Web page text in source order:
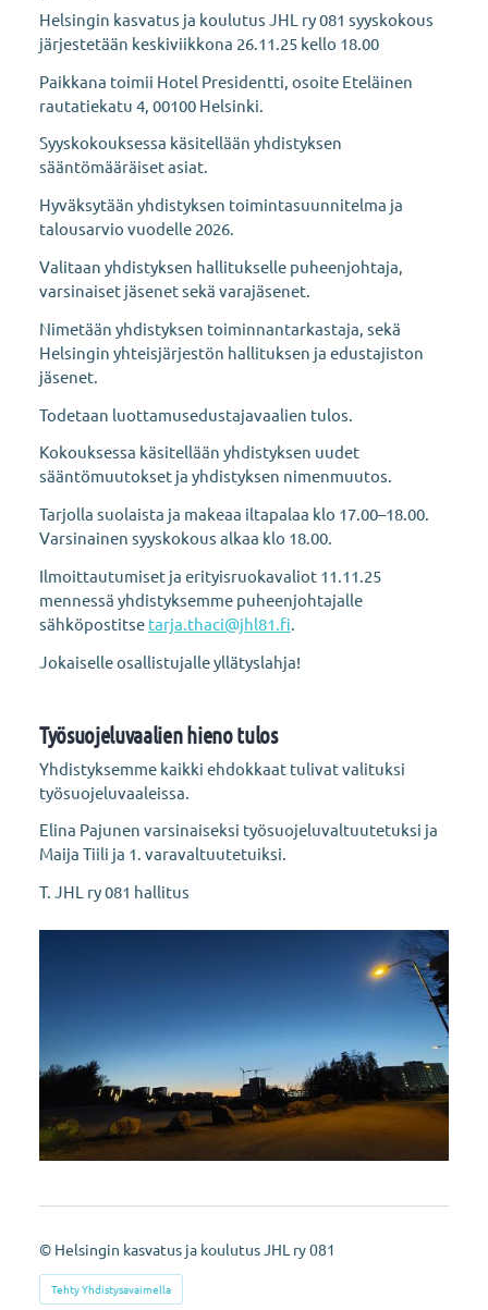
Helsingin kasvatus ja koulutus JHL ry 081 syyskokous
järjestetään keskiviikkona 26.11.25 kello 18.00
Paikkana toimii Hotel Presidentti, osoite Eteläinen
rautatiekatu 4, 00100 Helsinki.
Syyskokouksessa käsitellään yhdistyksen
sääntömääräiset asiat.
Hyväksytään yhdistyksen toimintasuunnitelma ja
talousarvio vuodelle 2026.
Valitaan yhdistyksen hallitukselle puheenjohtaja,
varsinaiset jäsenet sekä varajäsenet.
Nimetään yhdistyksen toiminnantarkastaja, sekä
Helsingin yhteisjärjestön hallituksen ja edustajiston
jäsenet.
Todetaan luottamusedustajavaalien tulos.
Kokouksessa käsitellään yhdistyksen uudet
sääntömuutokset ja yhdistyksen nimenmuutos.
Tarjolla suolaista ja makeaa iltapalaa klo 17.00–18.00.
Varsinainen syyskokous alkaa klo 18.00.
Ilmoittautumiset ja erityisruokavaliot 11.11.25
mennessä yhdistyksemme puheenjohtajalle
sähköpostitse tarja.thaci@jhl81.fi.
Jokaiselle osallistujalle yllätyslahja!
Työsuojeluvaalien hieno tulos
Yhdistyksemme kaikki ehdokkaat tulivat valituksi
työsuojeluvaaleissa.
Elina Pajunen varsinaiseksi työsuojeluvaltuutetuksi ja
Maija Tiili ja 1. varavaltuutetuiksi.
T. JHL ry 081 hallitus
© Helsingin kasvatus ja koulutus JHL ry 081
Tehty Yhdistysavaimella